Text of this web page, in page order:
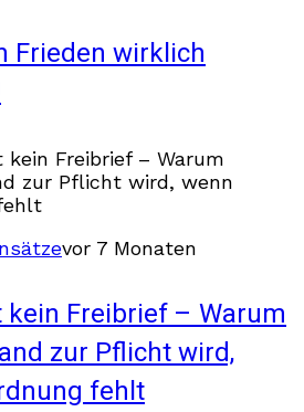
Frieden wirklich
vor 7 Monaten
kein Freibrief – Warum
zur Pflicht wird,
fehlt